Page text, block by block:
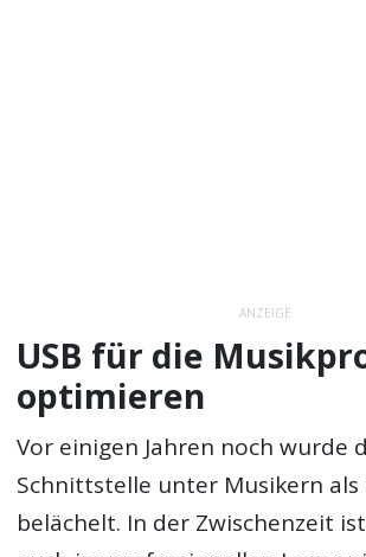
ANZEIGE
USB für die
optimieren
Vor einigen Jahren noch wurde
Schnittstelle unter Musikern
belächelt. In der Zwischenzeit